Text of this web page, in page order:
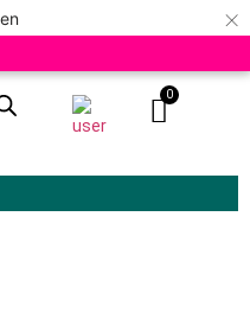
×
0